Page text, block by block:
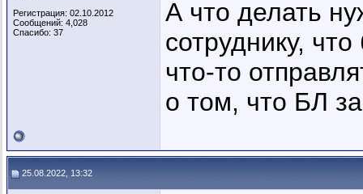
Регистрация: 02.10.2012
Сообщений: 4,028
Спасибо: 37
А что делать
сотруднику,
что-то
о том, что БЛ
25.08.2022, 13:32